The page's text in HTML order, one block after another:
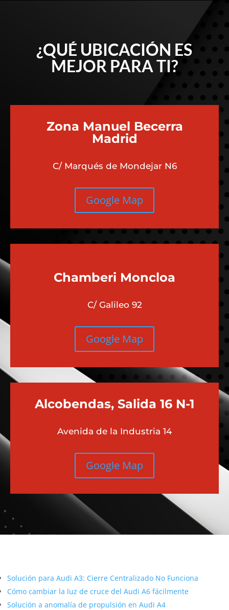
¿QUÉ UBICACIÓN ES
MEJOR PARA TI?
Zona Manuel Becerra
Madrid
C/ Marqués de Mondejar N6
Google Map
Chamberi Moncloa
C/ Galileo 92
Google Map
Alcobendas, Salida 16 N-1
Avenida de la Industria 14
Google Map
Solución para Audi A3: Cierre Centralizado No Funciona
Cómo cambiar la luz de cruce del Audi A6 fácilmente
Solución a anomalía de propulsión en Audi A4